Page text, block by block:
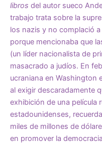
libros del autor sueco
trabajo trata sobre la
los nazis y no complació
porque mencionaba que
(un líder nacionalista de
masacrado a judíos. En
ucraniana en Washington
al exigir descaradamente
exhibición de una película
estadounidenses,
miles de millones de
en promover la